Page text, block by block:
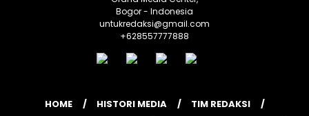
Bogor - Indonesia
untukredaksi@gmail.com
+628557777888
HOME HISTORI MEDIA
TIM REDAKSI